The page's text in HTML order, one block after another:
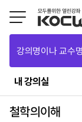
강의명이나 교수
내 강의실
철학의이해